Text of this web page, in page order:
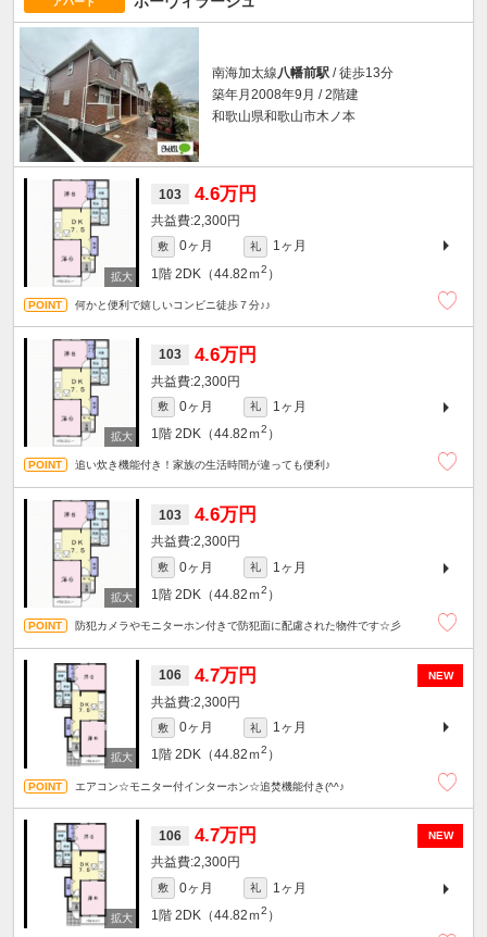
南海加太線八幡前駅 / 徒歩13分
築年月2008年9月 / 2階建
和歌山県和歌山市木ノ本
103 4.6万円
2,300円
敷 0ヶ月 礼
1ヶ月
1階 2DK（44.82ｍ2 ）
何かと便利で嬉しいコンビニ徒歩７分♪♪
103 4.6万円
2,300円
敷 0ヶ月 礼
1ヶ月
1階 2DK（44.82ｍ2 ）
追い炊き機能付き！家族の生活時間が違っても便利♪
103 4.6万円
2,300円
敷 0ヶ月 礼
1ヶ月
1階 2DK（44.82ｍ2 ）
防犯カメラやモニターホン付きで防犯面に配慮された物件です☆彡
NEW
106 4.7万円
2,300円
敷 0ヶ月 礼
1ヶ月
1階 2DK（44.82ｍ2 ）
エアコン☆モニター付インターホン☆追焚機能付き(^^♪
NEW
106 4.7万円
2,300円
敷 0ヶ月 礼
1ヶ月
1階 2DK（44.82ｍ2 ）